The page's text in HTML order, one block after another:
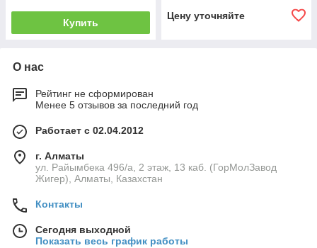
Купить
Цену уточняйте
О нас
Рейтинг не сформирован
Менее 5 отзывов за последний год
Работает с 02.04.2012
г. Алматы
ул. Райымбека 496/а, 2 этаж, 13 каб. (ГорМолЗавод
Жигер), Алматы, Казахстан
Контакты
Сегодня выходной
Показать весь график работы